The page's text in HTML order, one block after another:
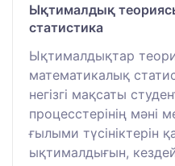
Ықтималдық
статистика
Ықтималдықтар
математикалық
негізгі мақсаты
процесстерінің мәні
ғылыми түсініктерін
ықтималдығын,